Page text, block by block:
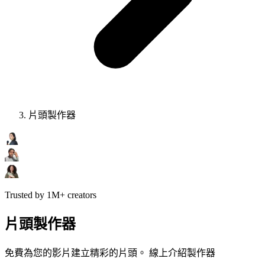
片頭製作器
Trusted by 1M+ creators
片頭製作器
免費為您的影片建立精彩的片頭。 線上介紹製作器